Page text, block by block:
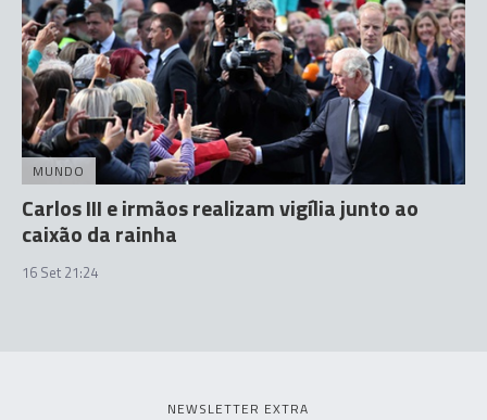
MUNDO
Carlos III e irmãos realizam vigília junto ao
caixão da rainha
16 Set 21:24
NEWSLETTER EXTRA